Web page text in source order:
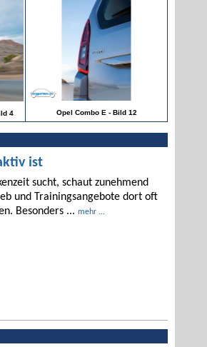
4 Opel Combo E - Bild 12
ist
sucht, schaut zunehmend
und Trainingsangebote dort oft
Besonders ... mehr ...